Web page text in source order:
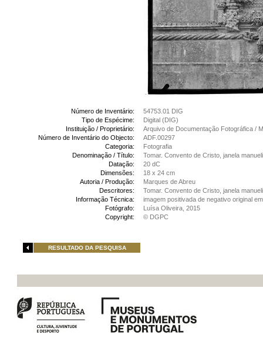
Número de Inventário:
54753.01 DIG
Tipo de Espécime:
Digital (DIG)
Instituição / Proprietário:
Arquivo de Documentação Fotográfica /
Número de Inventário do Objecto:
ADF.00297
Categoria:
Fotografia
Denominação / Título:
Tomar. Convento de Cristo, janela
Datação:
20 dC
Dimensões:
18 x 24 cm
Autoria / Produção:
Marques de Abreu
Descritores:
Tomar. Convento de Cristo, janela
Informação Técnica:
imagem positivada de negativo original
Fotógrafo:
Luísa Oliveira, 2015
Copyright:
© DGPC
RESULTADO DA PESQUISA